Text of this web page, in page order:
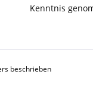
Kenntnis
beschrieben